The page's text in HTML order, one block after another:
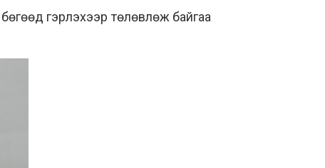
бөгөөд гэрлэхээр төлөвлөж байгаа